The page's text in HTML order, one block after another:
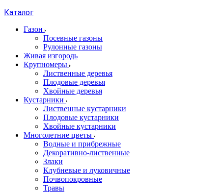
Каталог
Газон
Посевные газоны
Рулонные газоны
Живая изгородь
Крупномеры
Лиственные деревья
Плодовые деревья
Хвойные деревья
Кустарники
Лиственные кустарники
Плодовые кустарники
Хвойные кустарники
Многолетние цветы
Водные и прибрежные
Декоративно-лиственные
Злаки
Клубневые и луковичные
Почвопокровные
Травы